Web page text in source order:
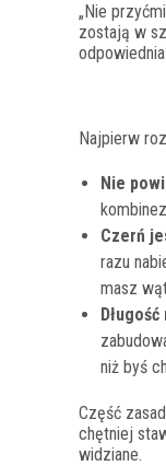
„Nie
zostają w
Najpierw
Nie
Czerń
razu
masz
niż byś
Część
chętniej
widziane.